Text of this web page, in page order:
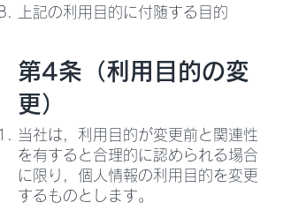
上記の利用目的に付随する目的
第4条（利用目的の変
更）
当社は，利用目的が変更前と関連性
を有すると合理的に認められる場合
に限り，個人情報の利用目的を変更
するものとします。